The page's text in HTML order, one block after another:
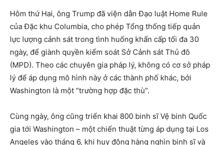
Hôm thứ Hai, ông Trump đã viện dẫn Đạo luật Home Rule
của Đặc khu Columbia, cho phép Tổng thống tiếp quản
lực lượng cảnh sát trong tình huống khẩn cấp tối đa 30
ngày, để giành quyền kiểm soát Sở Cảnh sát Thủ đô
(MPD). Theo các chuyên gia pháp lý, không có cơ sở pháp
lý để áp dụng mô hình này ở các thành phố khác, bởi
Washington là một “trường hợp đặc thù”.
Cùng ngày, ông cũng triển khai 800 binh sĩ Vệ binh Quốc
gia tới Washington – một chiến thuật từng áp dụng tại Los
Angeles vào tháng 6, khi huy động hàng nghìn binh sĩ và